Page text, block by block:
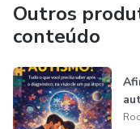
Outros
conteúdo